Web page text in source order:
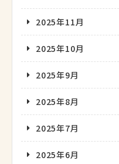
2025年11月
2025年10月
2025年9月
2025年8月
2025年7月
2025年6月